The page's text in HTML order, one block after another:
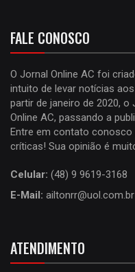
FALE CONOSCO
O Jornal Online AC foi
intuito de levar notícias
partir de janeiro de 2020,
Online AC, passando a
Entre em contato conosco
críticas! Sua opinião é
Celular: (48) 9 9619-3168
E-Mail: ailtonrr@uol.com.br
ATENDIMENTO